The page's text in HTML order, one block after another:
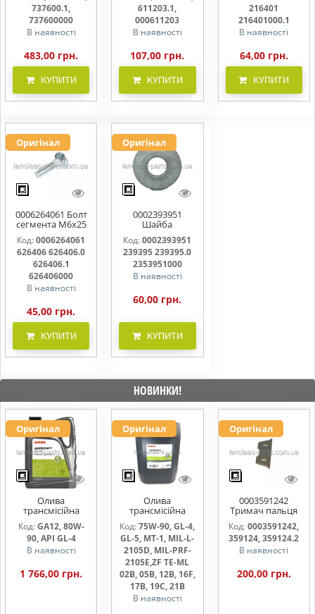
737600000
737600.1,
737600000
В наявності
483,00 грн.
КУПИТИ
000611203
611203.1,
000611203
В наявності
107,00 грн.
КУПИТИ
216401000
216401
216401000.1
В наявності
64,00 грн.
КУПИТИ
Оригінал
0006264061 Болт
сегмента М6х25
626406 626406.0
626406.1
626406000
Код:0006264061
626406 626406.0
626406.1
626406000
В наявності
45,00 грн.
КУПИТИ
Оригінал
0002393951
Шайба
контактна 239395
239395.0
2353951000
Код: 0002393951
239395 239395.0
2353951000
В наявності
60,00 грн.
КУПИТИ
НОВИНКИ!
Оригінал
Олива
трансмісійна
AGRISHIFT GA12 5
л
Код:GA12, 80W-
90, API GL-4
В наявності
1 766,00 грн.
Оригінал
Олива
трансмісійна
AGRISHIFT SYN FE
75W90 20л
Код: 75W-90, GL-4,
GL-5, MT-1, MIL-L-
2105D, MIL-PRF-
2105E,ZF TE-ML
02B, 05B, 12B, 16F,
17B, 19C, 21B
В наявності
Оригінал
0003591242
Тримач пальця
жниварки
Код:0003591242,
359124, 359124.2
В наявності
200,00 грн.